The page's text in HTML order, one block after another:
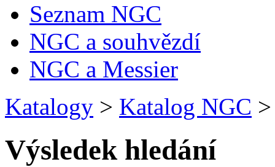
Seznam NGC
NGC a souhvězdí
NGC a Messier
Katalogy > Katalog NGC >
Výsledek hledání